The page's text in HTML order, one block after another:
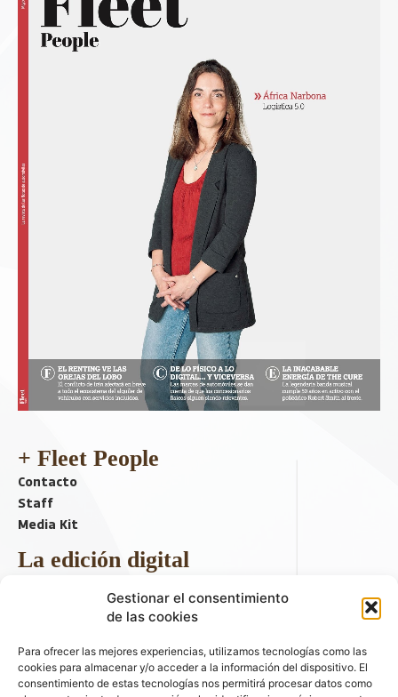
Gestionar el consentimiento
de las cookies
Para ofrecer las mejores experiencias, utilizamos tecnologías como las
cookies para almacenar y/o acceder a la información del dispositivo. El
consentimiento de estas tecnologías nos permitirá procesar datos como
+ Fleet People
Contacto
Staff
Media Kit
La edición digital
Descargar último ejemplar
ir a hemeroteca
+ Contenido en redes sociales